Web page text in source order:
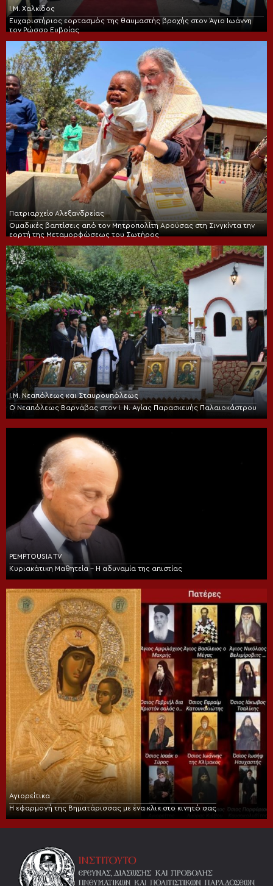
Ι.Μ. Χαλκίδος
Ευχαριστήριος εορτασμός της θαυμαστής βροχής στον Άγιο Ιωάννη
τον Ρώσσο Ευβοίας
Πατριαρχείο Αλεξανδρείας
Ομαδικές βαπτίσεις από τον Μητροπολίτη Αρούσας στη Σινγκίντα την
εορτή της Μεταμορφώσεως του Σωτήρος
Ι.Μ. Νεαπόλεως και Σταυρουπόλεως
Ο Νεαπόλεως Βαρνάβας στον Ι. Ν. Αγίας Παρασκευής Παλαιοκάστρου
PEMPTOUSIA TV
Κυριακάτικη Μαθητεία – Η αδυναμία της απιστίας
Αγιορείτικα
Η εφαρμογή της Βηματάρισσας με ένα κλικ στο κινητό σας